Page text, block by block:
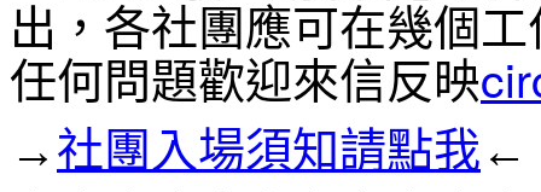
出，各社團應可在幾個
任何問題歡迎來信反映
→ 社團入場須知請點我 ←